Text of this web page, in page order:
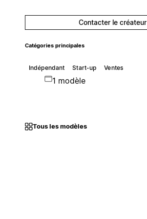
Contacter le créateur
Catégories principales
Indépendant Start-up Ventes
1 modèle
Tous les modèles